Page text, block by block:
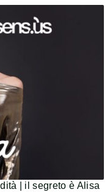
| il segreto è Alisa